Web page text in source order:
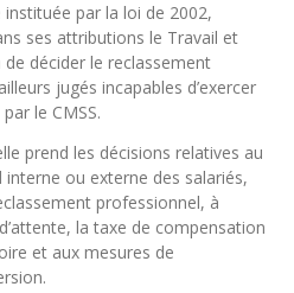
par la loi de 2002,
ses attributions le Travail et
de décider le reclassement
jugés incapables d’exercer
le CMSS.
prend les décisions relatives au
ou externe des salariés,
professionnel, à
la taxe de compensation
et aux mesures de